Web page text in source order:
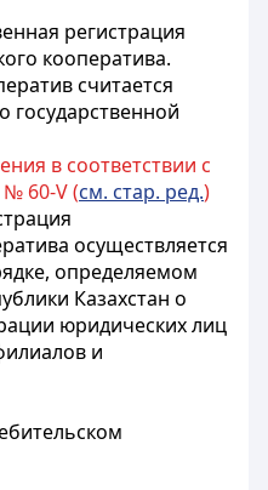
регистрация
кооператива.
считается
государственной
в соответствии с
№ 60-V (см. стар. ред.)
осуществляется
определяемом
Казахстан о
юридических лиц
и